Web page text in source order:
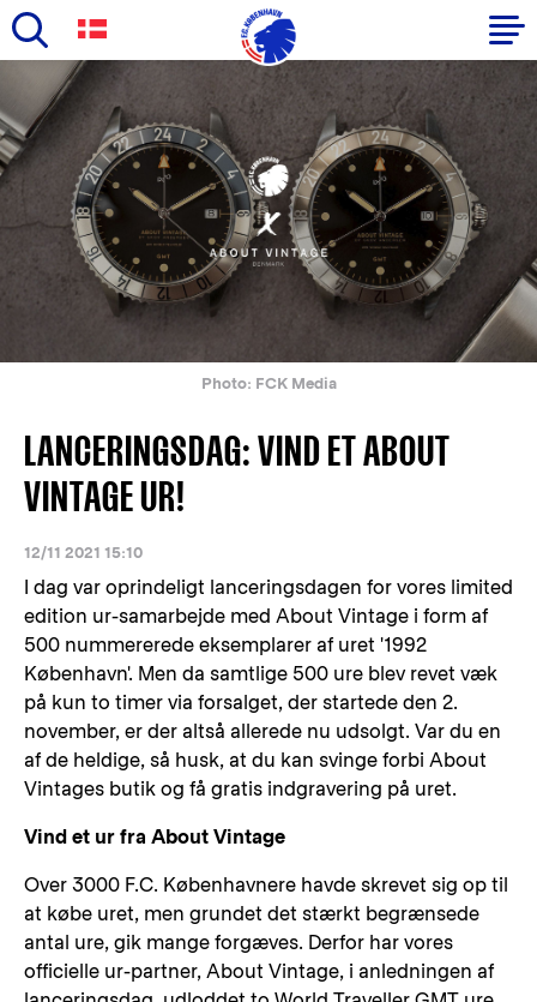
main
content
Primary
navigation
-
English
Photo: FCK Media
LANCERINGSDAG: VIND ET ABOUT
VINTAGE UR!
12/11 2021 15:10
I dag var oprindeligt lanceringsdagen for vores limited
edition ur-samarbejde med About Vintage i form af
500 nummererede eksemplarer af uret '1992
København'. Men da samtlige 500 ure blev revet væk
på kun to timer via forsalget, der startede den 2.
november, er der altså allerede nu udsolgt. Var du en
af de heldige, så husk, at du kan svinge forbi About
Vintages butik og få gratis indgravering på uret.
Vind et ur fra About Vintage
Over 3000 F.C. Københavnere havde skrevet sig op til
at købe uret, men grundet det stærkt begrænsede
antal ure, gik mange forgæves. Derfor har vores
officielle ur-partner, About Vintage, i anledningen af